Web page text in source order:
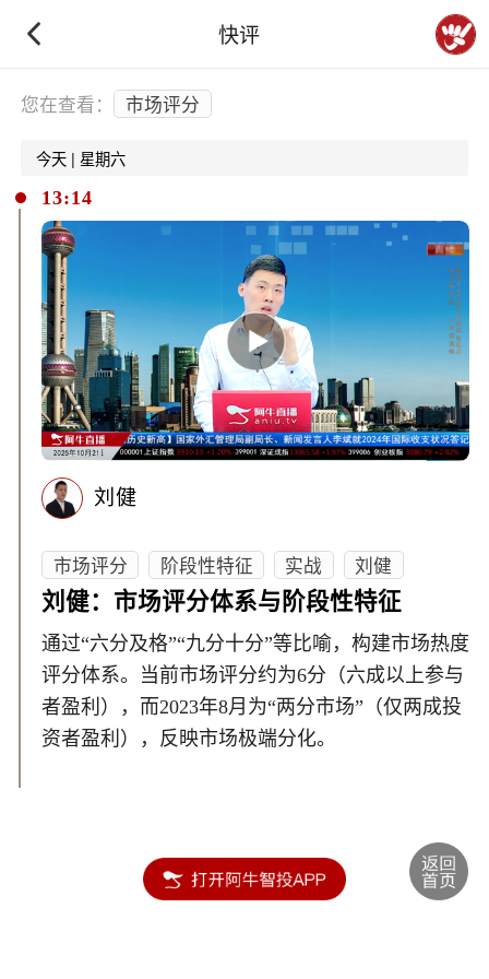
快评
下拉刷新
您在查看： 市场评分
今天 | 星期六
13:14
刘健
市场评分 阶段性特征 实战
刘健
刘健：市场评分体系与阶段性特征
通过“六分及格”“九分十分”等比喻，构建市场热度
评分体系。当前市场评分约为6分（六成以上参与
者盈利），而2023年8月为“两分市场”（仅两成投
资者盈利），反映市场极端分化。